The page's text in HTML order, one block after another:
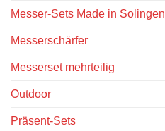
Messer-Sets Made in Solingen
Messerschärfer
Messerset mehrteilig
Outdoor
Präsent-Sets